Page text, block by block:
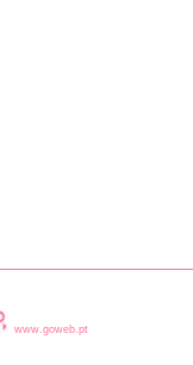
www.goweb.pt